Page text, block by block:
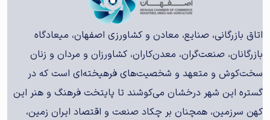
اتاق بازرگانی، صنایع، معادن و کشاورزی اصفهان، میعادگاه
بازرگانان، صنعت‌گران، معدن‌کاران، کشاورزان و مردان و زنان
سخت‌کوش و متعهد و شخصیت‌های فرهیخته‌ای است که در
گستره این شهر درخشان می‌کوشند تا پایتخت فرهنگ و هنر این
کهن سرزمین، همچنان بر چکاد صنعت و اقتصاد ایران زمین،